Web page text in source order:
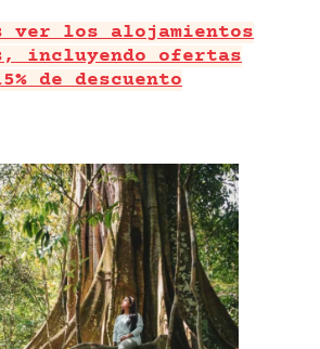
ver los alojamientos
incluyendo ofertas
de descuento